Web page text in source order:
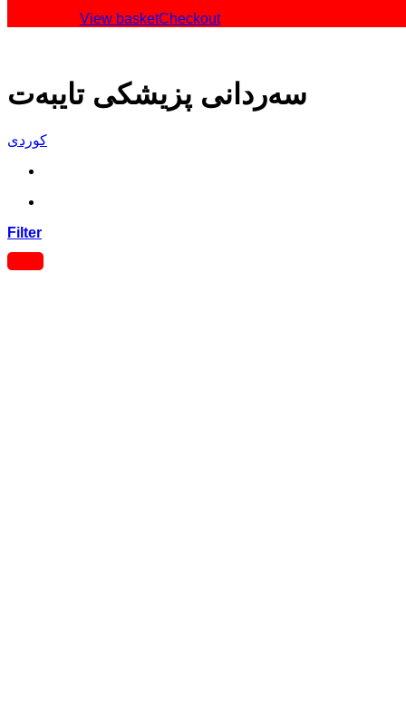
View basketCheckout
سەردانی پزیشکی تایبەت
کوردی
Filter